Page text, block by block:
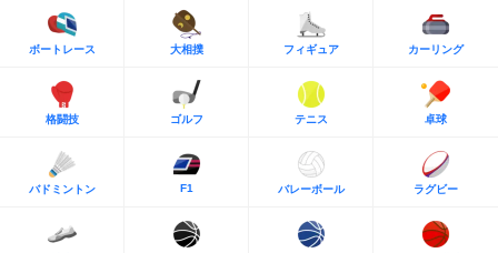
ボートレース 大相撲 フィギュア カーリング
格闘技 ゴルフ テニス 卓球
バドミントン F1 バレーボール ラグビー